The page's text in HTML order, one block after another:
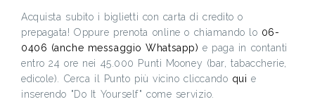
Acquista subito i biglietti con carta di credito o
prepagata! Oppure prenota online o chiamando lo 06-
0406 (anche messaggio Whatsapp) e paga in contanti
entro 24 ore nei 45.000 Punti Mooney (bar, tabaccherie,
edicole). Cerca il Punto più vicino cliccando qui e
inserendo "Do It Yourself" come servizio.